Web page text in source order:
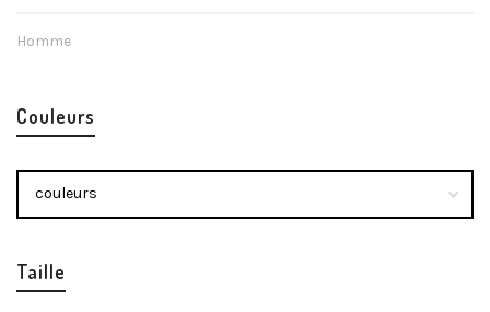
Homme
Couleurs
Taille